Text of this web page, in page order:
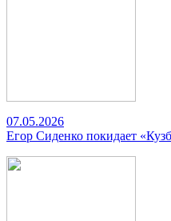
07.05.2026
Егор Сиденко покидает